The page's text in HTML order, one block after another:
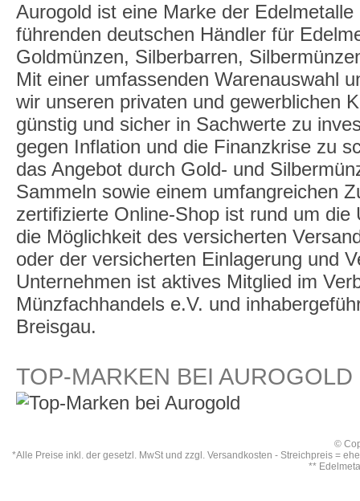
Aurogold ist eine Marke der
führenden deutschen Händler für
Goldmünzen, Silberbarren,
Mit einer umfassenden Warenauswahl
wir unseren privaten und gewerblichen
günstig und sicher in Sachwerte zu
gegen Inflation und die Finanzkrise zu
das Angebot durch Gold- und
Sammeln sowie einem umfangreichen
zertifizierte Online-Shop ist rund um die
die Möglichkeit des versicherten
oder der versicherten Einlagerung und
Unternehmen ist aktives Mitglied im
Münzfachhandels e.V. und
Breisgau.
TOP-MARKEN BEI AUROGOLD
©
*Alle Preise inkl. der gesetzl. MwSt und zzgl.Versandkosten - Streichpreis =
**